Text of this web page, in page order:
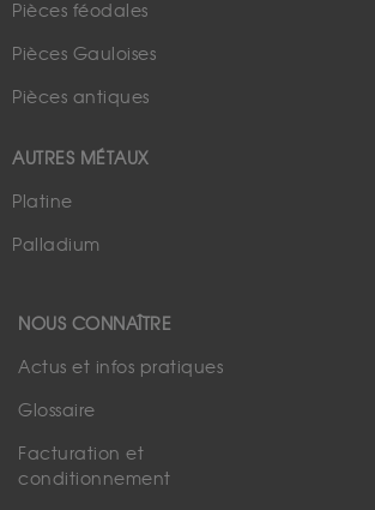
Pièces féodales
Pièces Gauloises
Pièces antiques
AUTRES MÉTAUX
Platine
Palladium
NOUS CONNAÎTRE
Actus et infos pratiques
Glossaire
Facturation et
conditionnement